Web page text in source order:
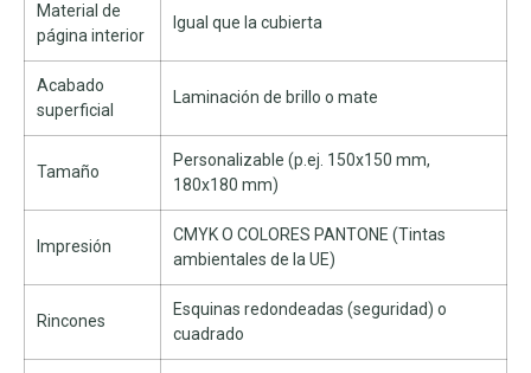
Material de
página interior
Igual que la cubierta
Acabado
superficial
Laminación de brillo o mate
Tamaño
Personalizable (p.ej. 150x150 mm,
180x180 mm)
Impresión
CMYK O COLORES PANTONE (Tintas
ambientales de la UE)
Rincones
Esquinas redondeadas (seguridad) o
cuadrado